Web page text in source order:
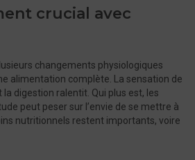
crucial avec
changements physiologiques
alimentation complète. La sensation de
digestion ralentit. Qui plus est, les
peut peser sur l’envie de se mettre à
nutritionnels restent importants, voire